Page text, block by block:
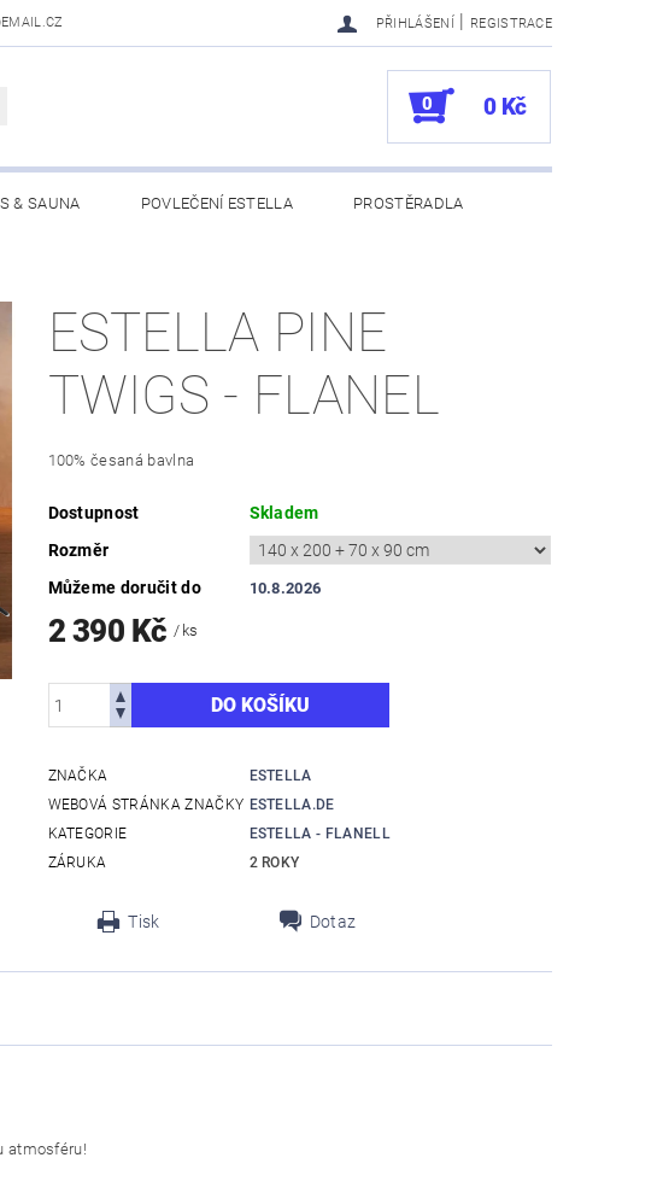
PŘIHLÁŠENÍ | REGISTRACE
0 0 Kč
& SAUNA POVLEČENÍ ESTELLA PROSTĚRADLA
ESTELLA PINE
TWIGS - FLANEL
100% česaná bavlna
Dostupnost
Skladem
Rozměr
Můžeme doručit do
10.8.2026
2 390 Kč/ ks
ZNAČKA
ESTELLA
WEBOVÁ STRÁNKA ZNAČKY ESTELLA.DE
KATEGORIE
ESTELLA - FLANELL
ZÁRUKA
2 ROKY
Tisk Dotaz
atmosféru!